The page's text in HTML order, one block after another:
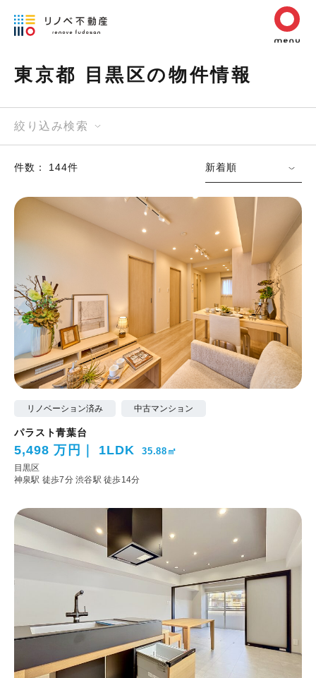
東京都 目黒区の物件情報
絞り込み検索
件数： 144件 新着順
リノベーション済み 中古マンション
パラスト青葉台
5,498 万円 1LDK 35.88㎡
目黒区
神泉駅 徒歩7分渋谷駅 徒歩14分